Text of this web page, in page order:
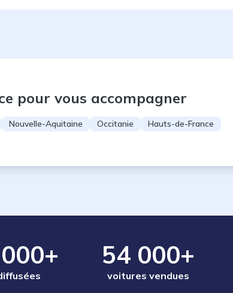
pour vous accompagner
Nouvelle-Aquitaine Occitanie
Hauts-de-France
54 000+
voitures vendues